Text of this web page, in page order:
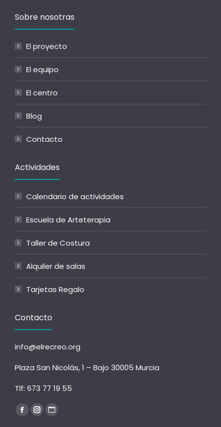
Sobre nosotras
El proyecto
El equipo
El centro
Blog
Contacto
Actividades
Calendario de actividades
Escuela de Arteterapia
Taller de Costura
Alquiler de salas
Tarjetas Regalo
Contacto
info@elrecreo.org
Plaza San Nicolás, 1 – Bajo 30005 Murcia
Tlf: 673 77 19 55
Encuéntranos en:
Facebook
Instagram
Sitio